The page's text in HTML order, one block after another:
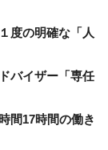
度の明確な「人
バイザー「専任
間17時間の働き